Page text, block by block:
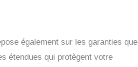
également sur les garanties que
étendues qui protègent votre